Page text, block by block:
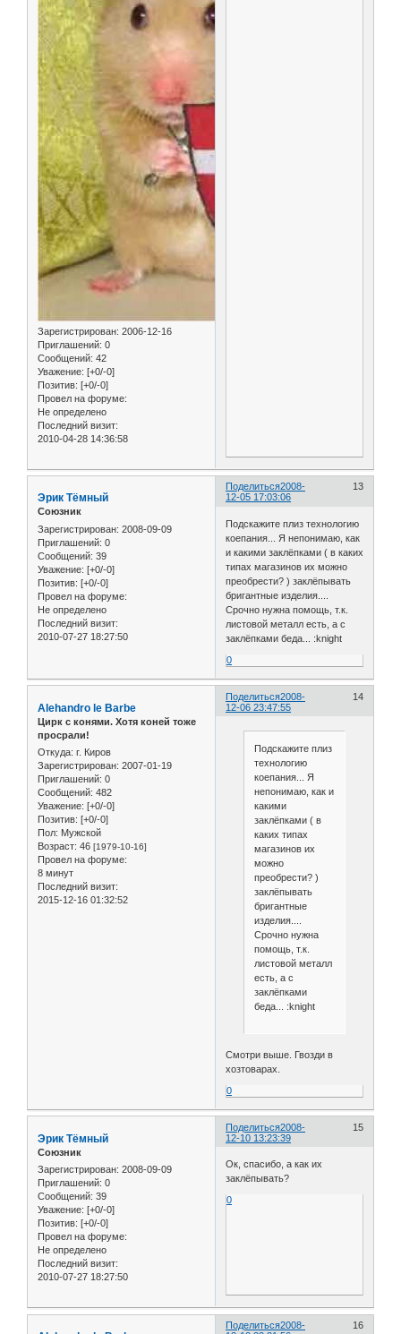
Зарегистрирован: 2006-12-16
Приглашений: 0
Сообщений: 42
Уважение: [+0/-0]
Позитив: [+0/-0]
Провел на форуме:
Не определено
Последний визит:
2010-04-28 14:36:58
Поделиться 13
2008-
12-05 17:03:06
Эрик Тёмный
Союзник
Зарегистрирован: 2008-09-09
Приглашений: 0
Сообщений: 39
Уважение: [+0/-0]
Позитив: [+0/-0]
Провел на форуме:
Не определено
Последний визит:
2010-07-27 18:27:50
Подскажите плиз технологию
коепания... Я непонимаю, как
и какими заклёпками ( в каких
типах магазинов их можно
преобрести? ) заклёпывать
бригантные изделия....
Срочно нужна помощь, т.к.
листовой металл есть, а с
заклёпками беда... :knight
0
Поделиться 14
2008-
12-06 23:47:55
Alehandro le Barbe
Цирк с конями. Хотя коней тоже
просрали!
Откуда: г. Киров
Зарегистрирован: 2007-01-19
Приглашений: 0
Сообщений: 482
Уважение: [+0/-0]
Позитив: [+0/-0]
Пол: Мужской
Возраст: 46 [1979-10-16]
Провел на форуме:
8 минут
Последний визит:
2015-12-16 01:32:52
Подскажите плиз
технологию
коепания... Я
непонимаю, как и
какими
заклёпками ( в
каких типах
магазинов их
можно
преобрести? )
заклёпывать
бригантные
изделия....
Срочно нужна
помощь, т.к.
листовой металл
есть, а с
заклёпками
беда... :knight
Смотри выше. Гвозди в
хозтоварах.
0
Поделиться 15
2008-
12-10 13:23:39
Эрик Тёмный
Союзник
Зарегистрирован: 2008-09-09
Приглашений: 0
Сообщений: 39
Уважение: [+0/-0]
Позитив: [+0/-0]
Провел на форуме:
Не определено
Последний визит:
2010-07-27 18:27:50
Ок, спасибо, а как их
заклёпывать?
0
Поделиться 16
2008-